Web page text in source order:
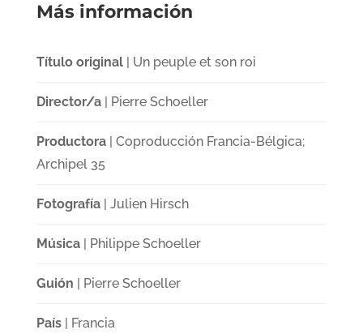
Más información
Título original| Un peuple et son roi
Director/a| Pierre Schoeller
Productora| Coproducción Francia-Bélgica;
Archipel 35
Fotografía| Julien Hirsch
Música| Philippe Schoeller
Guión | Pierre Schoeller
País| Francia